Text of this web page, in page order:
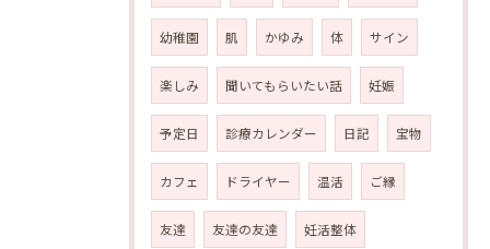
幼稚園 肌 かゆみ 体 サイン
楽しみ 聞いてもらいたい話 妊娠
予定日 診療カレンダー 日記 宝物
カフェ ドライヤー 温活 ご縁
友達 友達の友達 妊活整体